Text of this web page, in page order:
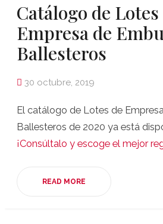
Catálogo de Lotes
Empresa de
Ballesteros
30 octubre, 2019
El catálogo de Lotes de
Ballesteros de 2020 ya está
¡Consúltalo y escoge el mejor
READ MORE